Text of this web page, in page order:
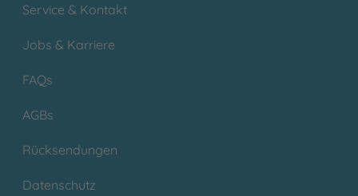
Service & Kontakt
Jobs & Karriere
FAQs
AGBs
Rücksendungen
Datenschutz